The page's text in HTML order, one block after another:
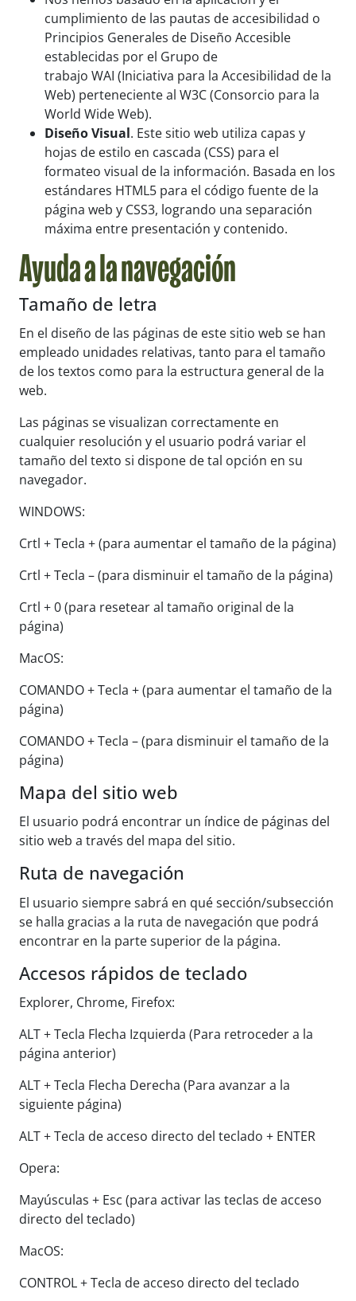
cumplimiento de las pautas de accesibilidad o
Principios Generales de Diseño Accesible
establecidas por el Grupo de
trabajo WAI (Iniciativa para la Accesibilidad de la
Web) perteneciente al W3C (Consorcio para la
World Wide Web).
Diseño Visual. Este sitio web utiliza capas y
hojas de estilo en cascada (CSS) para el
formateo visual de la información. Basada en los
estándares HTML5 para el código fuente de la
página web y CSS3, logrando una separación
máxima entre presentación y contenido.
Ayuda a la navegación
Tamaño de letra
En el diseño de las páginas de este sitio web se han
empleado unidades relativas, tanto para el tamaño
de los textos como para la estructura general de la
web.
Las páginas se visualizan correctamente en
cualquier resolución y el usuario podrá variar el
tamaño del texto si dispone de tal opción en su
navegador.
WINDOWS:
Crtl + Tecla + (para aumentar el tamaño de la página)
Crtl + Tecla – (para disminuir el tamaño de la página)
Crtl + 0 (para resetear al tamaño original de la
página)
MacOS:
COMANDO + Tecla + (para aumentar el tamaño de la
página)
COMANDO + Tecla – (para disminuir el tamaño de la
página)
Mapa del sitio web
El usuario podrá encontrar un índice de páginas del
sitio web a través del mapa del sitio.
Ruta de navegación
El usuario siempre sabrá en qué sección/subsección
se halla gracias a la ruta de navegación que podrá
encontrar en la parte superior de la página.
Accesos rápidos de teclado
Explorer, Chrome, Firefox:
ALT + Tecla Flecha Izquierda (Para retroceder a la
página anterior)
ALT + Tecla Flecha Derecha (Para avanzar a la
siguiente página)
ALT + Tecla de acceso directo del teclado + ENTER
Opera:
Mayúsculas + Esc (para activar las teclas de acceso
directo del teclado)
MacOS:
CONTROL + Tecla de acceso directo del teclado